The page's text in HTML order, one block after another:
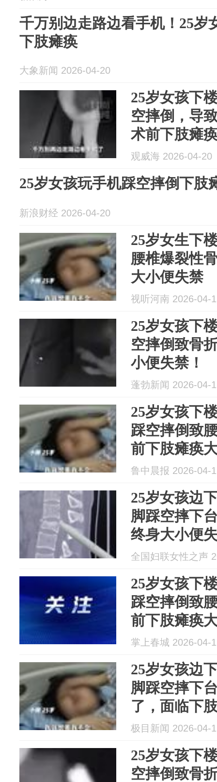
千万别边走路边看手机！25岁
下肢瘫痪
大象新闻 2026-04-20
25岁女孩下
空摔倒，导
术前下肢瘫
观威海 2026-04-20
25岁女孩玩手机踩空摔倒下肢
新浪财经 2026-04-20
25岁女生下
腰椎爆裂性
大小便失禁
视听河南 2026-04-
25岁女孩下
空摔倒致骨
小便失禁！
蓬勃新闻 2026-04-
25岁女孩下
踩空摔倒致
前下肢瘫痪
这辈子就完
发灾难性后
鲁中晨报 2026-04-
25岁女孩边
脚踩空摔下
终身大小便
全国妇联女性之声
25岁女孩下
踩空摔倒致
前下肢瘫痪
掌上春城 2026-04-
25岁女孩边
脚踩空摔下
了，面临下
禁，医生：
极目新闻 2026-04-
25岁女孩下
空摔倒致骨